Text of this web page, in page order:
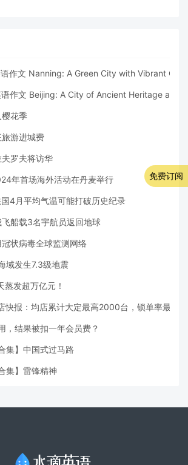
作文 Nanning: A Green City with Vibrant
语作文 Beijing: A City of Ancient Heritage and
花季
游进城费
罗夫将访华
年首场海外活动在丹麦举行
4月平均气温可能打破历史纪录
船载3名宇航员返回地球
状病毒全球监测网络
域发生7.3级地震
蒸发超万亿元！
快报：均店累计大定最高2000台，锁单率最高
，结果被扣一年会员费？
集】中国式过马路
集】雷锋精神
免费订阅